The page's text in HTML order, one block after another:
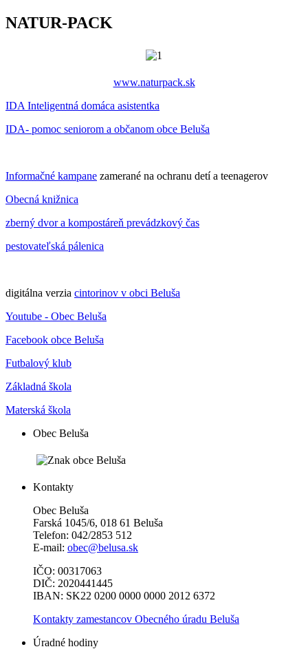
NATUR-PACK
www.naturpack.sk
IDA Inteligentná domáca asistentka
IDA- pomoc seniorom a občanom obce Beluša
Informačné kampane zamerané na ochranu detí a teenagerov
Obecná knižnica
zberný dvor a kompostáreň prevádzkový čas
pestovateľská pálenica
digitálna verzia cintorinov v obci Beluša
Youtube - Obec Beluša
Facebook obce Beluša
Futbalový klub
Základná škola
Materská škola
Obec Beluša
Kontakty
Obec Beluša
Farská 1045/6, 018 61 Beluša
Telefon: 042/2853 512
E-mail: obec@belusa.sk
IČO: 00317063
DIČ: 2020441445
IBAN: SK22 0200 0000 0000 2012 6372
Kontakty zamestancov Obecného úradu Beluša
Úradné hodiny